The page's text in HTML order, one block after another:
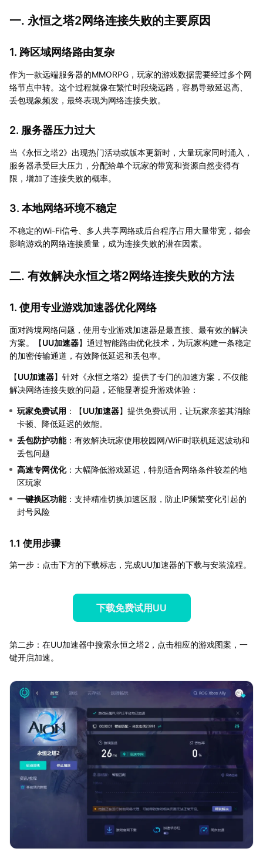
一. 永恒之塔2网络连接失败的主要原因
1. 跨区域网络路由复杂
作为一款远端服务器的MMORPG，玩家的游戏数据需要经过多个网
络节点中转。这个过程就像在繁忙时段绕远路，容易导致延迟高、
丢包现象频发，最终表现为网络连接失败。
2. 服务器压力过大
当《永恒之塔2》出现热门活动或版本更新时，大量玩家同时涌入，
服务器承受巨大压力，分配给单个玩家的带宽和资源自然变得有
限，增加了连接失败的概率。
3. 本地网络环境不稳定
不稳定的Wi-Fi信号、多人共享网络或后台程序占用大量带宽，都会
影响游戏的网络连接质量，成为连接失败的潜在因素。
二. 有效解决永恒之塔2网络连接失败的方法
1. 使用专业游戏加速器优化网络
面对跨境网络问题，使用专业游戏加速器是最直接、最有效的解决
方案。【UU加速器】通过智能路由优化技术，为玩家构建一条稳定
的加密传输通道，有效降低延迟和丢包率。
【UU加速器】针对《永恒之塔2》提供了专门的加速方案，不仅能
解决网络连接失败的问题，还能显著提升游戏体验：
玩家免费试用 ：【UU加速器】提供免费试用，让玩家亲鉴其消除
卡顿、降低延迟的效能。
丢包防护功能：有效解决玩家使用校园网/WiFi时联机延迟波动和
丢包问题
高速专网优化：大幅降低游戏延迟，特别适合网络条件较差的地
区玩家
一键换区功能：支持精准切换加速区服，防止IP频繁变化引起的
封号风险
1.1 使用步骤
第一步：点击下方的下载标志，完成UU加速器的下载与安装流程。
下载免费试用UU
第二步：在UU加速器中搜索永恒之塔2，点击相应的游戏图案，一
键开启加速。